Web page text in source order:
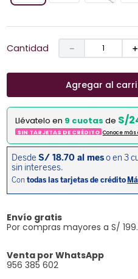
Cantidad ＋
－
Agregar al
Llévatelo en 9 cuotas de S/
SIN TARJETAS DE CRÉDITO Conoce más
Envío gratis
Por compras mayores a S/
Venta por WhatsApp
956 385 602